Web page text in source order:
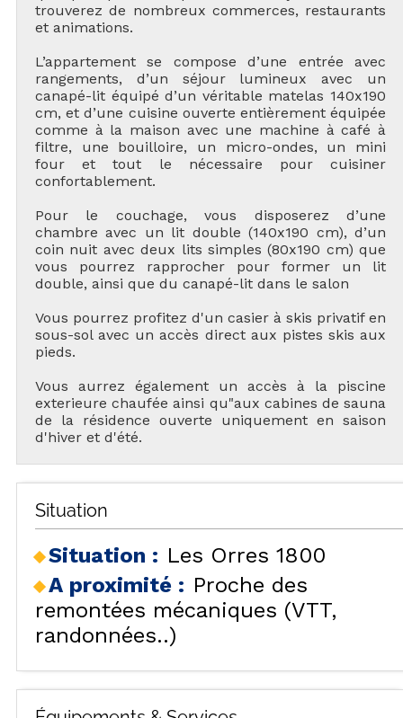
trouverez de nombreux commerces, restaurants
et animations.
L’appartement se compose d’une entrée avec
rangements, d’un séjour lumineux avec un
canapé-lit équipé d’un véritable matelas 140x190
cm, et d’une cuisine ouverte entièrement équipée
comme à la maison avec une machine à café à
filtre, une bouilloire, un micro-ondes, un mini
four et tout le nécessaire pour cuisiner
confortablement.
Pour le couchage, vous disposerez d’une
chambre avec un lit double (140x190 cm), d’un
coin nuit avec deux lits simples (80x190 cm) que
vous pourrez rapprocher pour former un lit
double, ainsi que du canapé-lit dans le salon
Vous pourrez profitez d'un casier à skis privatif en
sous-sol avec un accès direct aux pistes skis aux
pieds.
Vous aurrez également un accès à la piscine
exterieure chaufée ainsi qu"aux cabines de sauna
de la résidence ouverte uniquement en saison
d'hiver et d'été.
Situation
Situation : Les Orres 1800
A proximité : Proche des
remontées mécaniques (VTT,
randonnées..)